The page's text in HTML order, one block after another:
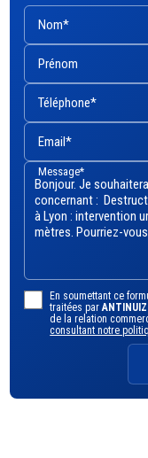
Nom*
Prénom
Téléphone*
Email*
Message*
En soumettant ce
traitées par
de la relation
consultant notre